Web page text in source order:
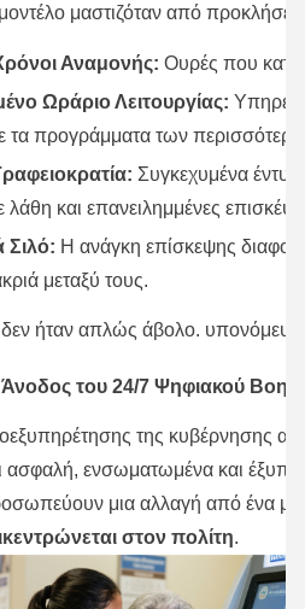
μαστιζόταν από
Αναμονής: Ουρές που
Ωράριο Λειτουργίας:
τα προγράμματα των
Συγκεχυμένα
και επανειλημμένες
Σιλό: Η ανάγκη επίσκεψης
μεταξύ τους.
ήταν απλώς άβολο. υπονόμευε
του 24/7 Ψηφιακού
της κυβέρνησης
ασφαλή, ενσωματωμένα και
μια αλλαγή από ένα
στον πολίτη.